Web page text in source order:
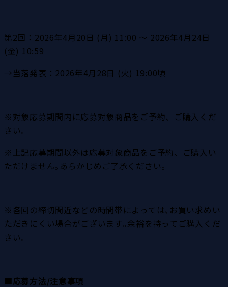
第2回：2026年4月20日 (月) 11:00 ～ 2026年4月24日
(金) 10:59
→当落発表：2026年4月28日 (火) 19:00頃
※対象応募期間内に応募対象商品をご予約、ご購入くだ
さい｡
※上記応募期間以外は応募対象商品をご予約、ご購入い
ただけません｡あらかじめご了承ください。
※各回の締切間近などの時間帯によっては､お買い求めい
ただきにくい場合がございます｡余裕を持ってご購入くだ
さい｡
■応募方法/注意事項